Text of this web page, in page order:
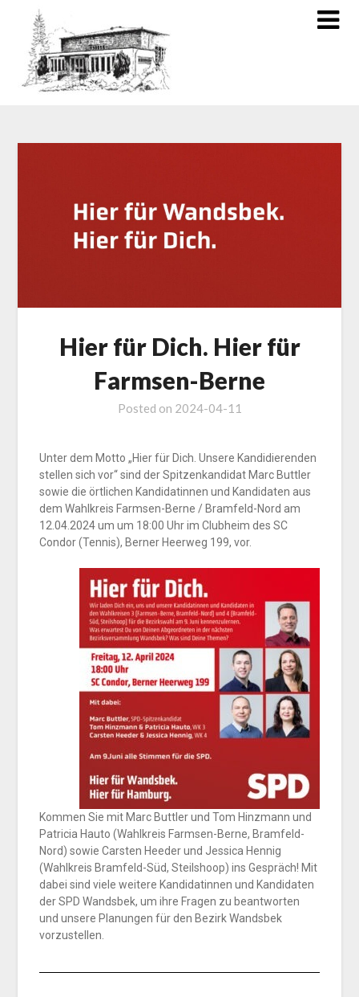
Hier für Dich. Hier für
Farmsen-Berne
Posted on 2024-04-11
Unter dem Motto „Hier für Dich. Unsere Kandidierenden
stellen sich vor“ sind der Spitzenkandidat Marc Buttler
sowie die örtlichen Kandidatinnen und Kandidaten aus
dem Wahlkreis Farmsen-Berne / Bramfeld-Nord am
12.04.2024 um um 18:00 Uhr im Clubheim des SC
Condor (Tennis), Berner Heerweg 199, vor.
Kommen Sie mit Marc Buttler und Tom Hinzmann und
Patricia Hauto (Wahlkreis Farmsen-Berne, Bramfeld-
Nord) sowie Carsten Heeder und Jessica Hennig
(Wahlkreis Bramfeld-Süd, Steilshoop) ins Gespräch! Mit
dabei sind viele weitere Kandidatinnen und Kandidaten
der SPD Wandsbek, um ihre Fragen zu beantworten
und unsere Planungen für den Bezirk Wandsbek
vorzustellen.